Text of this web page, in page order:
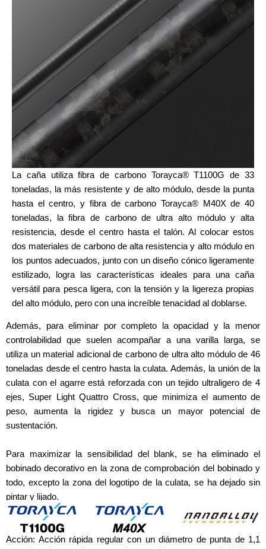
La caña utiliza fibra de carbono Torayca® T1100G de 33
toneladas, la más resistente y de alto módulo, desde la punta
hasta el centro, y fibra de carbono Torayca® M40X de 40
toneladas, la fibra de carbono de ultra alto módulo y alta
resistencia, desde el centro hasta el talón. Al colocar estos
dos materiales de carbono de alta resistencia y alto módulo en
los puntos adecuados, junto con un diseño cónico ligeramente
estilizado, logra las características ideales para una caña
versátil para pesca ligera, con la tensión y la ligereza propias
del alto módulo, pero con una increíble tenacidad al doblarse.
Además, para eliminar por completo la opacidad y la menor
controlabilidad que suelen acompañar a una varilla larga, se
utiliza un material adicional de carbono de ultra alto módulo de 46
toneladas desde el centro hasta la culata. Además, la unión de la
culata con el agarre está reforzada con un tejido ultraligero de 4
ejes, Super Light Quattro Cross, que minimiza el aumento de
peso, aumenta la rigidez y busca un mayor potencial de
sustentación.
Para maximizar la sensibilidad del blank, se ha eliminado el
bobinado decorativo en la zona de comprobación del bobinado y
todo, excepto la zona del logotipo de la culata, se ha dejado sin
pintar y lijado.
Acción: Acción rápida regular con un diámetro de punta de 1,1